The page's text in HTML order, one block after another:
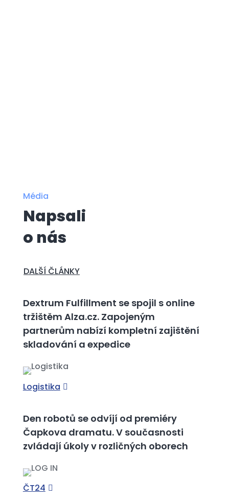
Média
Napsali
o nás
DALŠÍ ČLÁNKY
Dextrum Fulfillment se spojil s online
tržištěm Alza.cz. Zapojeným
partnerům nabízí kompletní zajištění
skladování a expedice
Logistika
Den robotů se odvíjí od premiéry
Čapkova dramatu. V současnosti
zvládají úkoly v rozličných oborech
ČT24